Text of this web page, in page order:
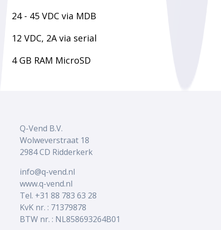
24 - 45 VDC via MDB
12 VDC, 2A via serial
4 GB RAM MicroSD
Q-Vend B.V.
Wolweverstraat 18
2984 CD Ridderkerk
info@q-vend.nl
www.q-vend.nl
Tel. +31 88 783 63 28
KvK nr. : 71379878
BTW nr. : NL858693264B01